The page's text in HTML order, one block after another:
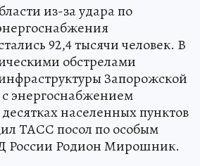
из-за удара по
92,4 тысячи человек. В
обстрелами
Запорожской
энергоснабжением
населенных пунктов
ТАСС посол по особым
России Родион Мирошник.